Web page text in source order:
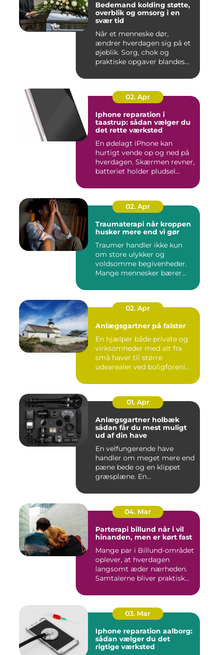
Bedemand kolding støtte,
overblik og omsorg i en
svær tid
Når et menneske dør,
ændrer hverdagen sig på et
øjeblik. Sorg, chok og
praktiske opgaver blandes
02. Apr
Iphone reparation i
taastrup: sådan vælger du
det rette værksted
En ødelagt iPhone kan
hurtigt vende op og ned på
hverdagen. Skærmen revner,
batteriet holder pludsel...
02. Apr
Traumaterapi når kroppen
husker mere end vi gør
Traumer handler ikke kun
om store ulykker og
voldsomme begivenheder.
Mange mennesker bærer
02. Apr
Anlægsgartner på falster
En hjælper både private og
virksomheder med alt fra
små haver til større
udearealer ved boligforeni...
01. Apr
Anlægsgartner holbæk
sådan får du mest muligt
ud af din have
En velfungerende have
handler om meget mere end
pæne bede og en klippet
græsplæne. En
04. Mar
Parterapi billund når i vil
hinanden, men er kørt fast
Mange par i Billund-området
oplever, at hverdagen
langsomt æder nærheden.
Samtalerne bliver praktisk...
03. Mar
Iphone reparation aalborg:
sådan vælger du det
rigtige værksted